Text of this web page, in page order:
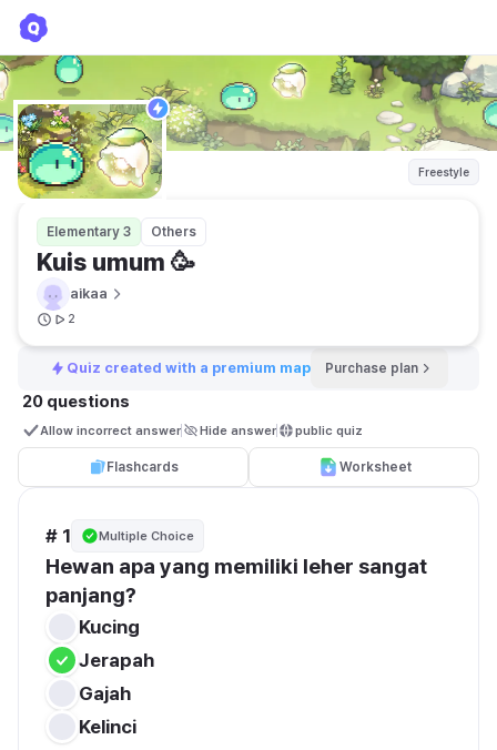
Freestyle
Elementary 3 Others
Kuis umum 🥳
aikaa
2
Quiz created with a premium map Purchase plan
20 questions
Allow incorrect answer Hide answer public quiz
Flashcards Worksheet
# 1 Multiple Choice
Hewan apa yang memiliki leher sangat
panjang?
Kucing
Jerapah
Gajah
Kelinci